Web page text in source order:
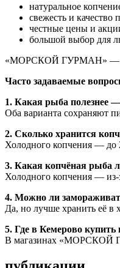
натуральное
свежесть и качество
честные цены и
большой выбор для
«МОРСКОЙ ГУРМАН» —
Часто задаваемые
1. Какая рыба полезнее
Оба варианта сохраняют
2. Сколько хранится
Холодного копчения — до
3. Какая копчёная рыба
Холодного копчения — из-
4. Можно ли
Да, но лучше хранить её в
5. Где в Кемерово
В магазинах «МОРСКОЙ